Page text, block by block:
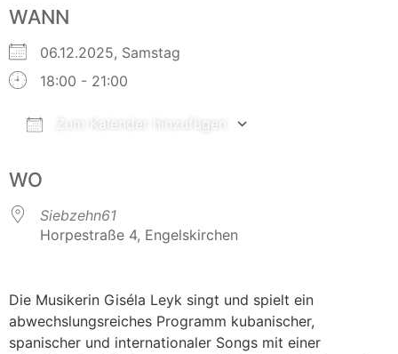
WANN
06.12.2025, Samstag
18:00 - 21:00
Zum Kalender hinzufügen
WO
Siebzehn61
Horpestraße 4, Engelskirchen
Die Musikerin Giséla Leyk singt und spielt ein
abwechslungsreiches Programm kubanischer,
spanischer und internationaler Songs mit einer